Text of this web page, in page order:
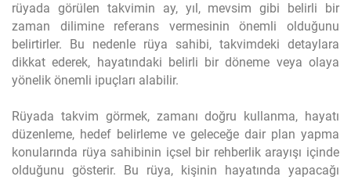
rüyada görülen takvimin ay, yıl, mevsim gibi belirli bir
zaman dilimine referans vermesinin önemli olduğunu
belirtirler. Bu nedenle rüya sahibi, takvimdeki detaylara
dikkat ederek, hayatındaki belirli bir döneme veya olaya
yönelik önemli ipuçları alabilir.
Rüyada takvim görmek, zamanı doğru kullanma, hayatı
düzenleme, hedef belirleme ve geleceğe dair plan yapma
konularında rüya sahibinin içsel bir rehberlik arayışı içinde
olduğunu gösterir. Bu rüya, kişinin hayatında yapacağı